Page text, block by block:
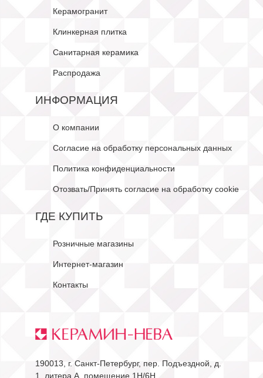
Керамогранит
Клинкерная плитка
Санитарная керамика
Распродажа
ИНФОРМАЦИЯ
О компании
Согласие на обработку персональных данных
Политика конфиденциальности
Отозвать/Принять согласие на обработку cookie
ГДЕ КУПИТЬ
Розничные магазины
Интернет-магазин
Контакты
190013, г. Санкт-Петербург, пер. Подъездной, д.
1, литера А, помещение 1Н/6Н